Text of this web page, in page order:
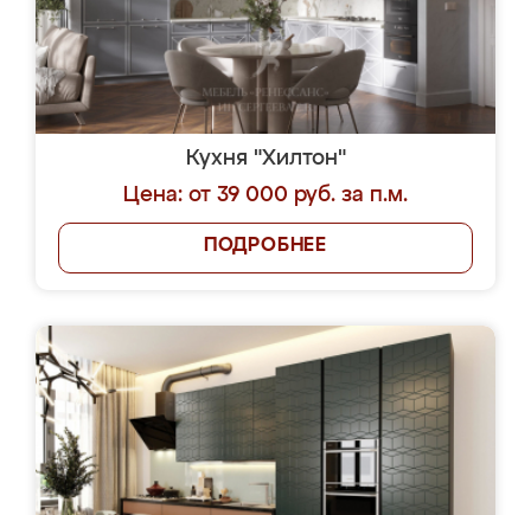
Кухня "Хилтон"
Цена: от 39 000 руб. за п.м.
ПОДРОБНЕЕ